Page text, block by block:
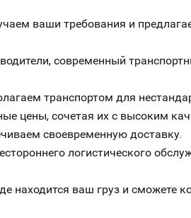
ваши требования и
современный
транспортом для
цены, сочетая их с высоким
своевременную доставку.
логистического
находится ваш груз и сможете